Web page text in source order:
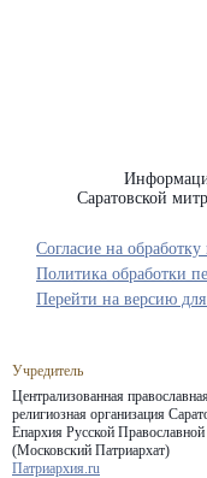
Саратовской
Учредитель
Централизованная
религиозная организация
Епархия Русской
(Московский Патриархат)
Патриархия.ru
Согласие на
Политика обработки
Перейти на версию